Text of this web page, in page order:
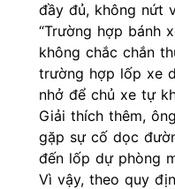
đầy đủ, không nứt
“Trường hợp bánh
không chắc chắn
trường hợp lốp xe
nhở để chủ xe tự
Giải thích thêm,
gặp sự cố dọc
đến lốp dự phòng
Vì vậy, theo quy